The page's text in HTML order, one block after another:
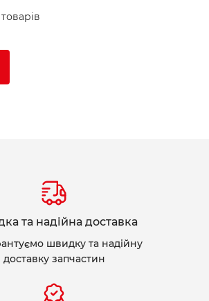
та надійна доставка
швидку та надійну
доставку запчастин